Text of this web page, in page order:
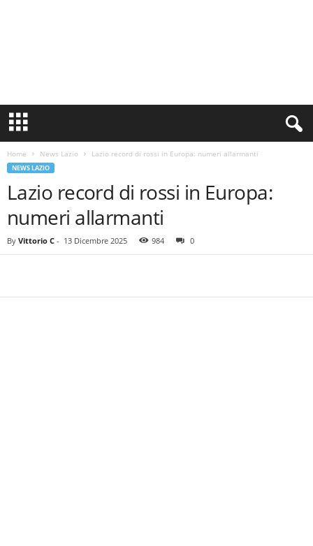
n
o
Home News Lazio Lazio record di rossi in Europa: numeri allarmanti
NEWS LAZIO
Lazio record di rossi in Europa:
numeri allarmanti
By Vittorio C - 13 Dicembre 2025 984 0